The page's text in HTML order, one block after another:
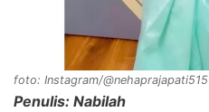
foto: Instagram/@nehaprajapati515
Penulis: Nabilah